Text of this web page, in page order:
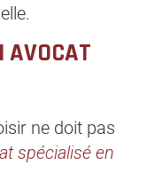
AVOCAT
ne doit pas
spécialisé en